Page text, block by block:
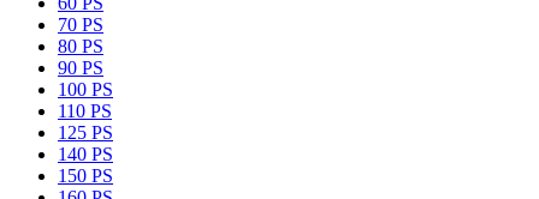
70 PS
80 PS
90 PS
100 PS
110 PS
125 PS
140 PS
150 PS